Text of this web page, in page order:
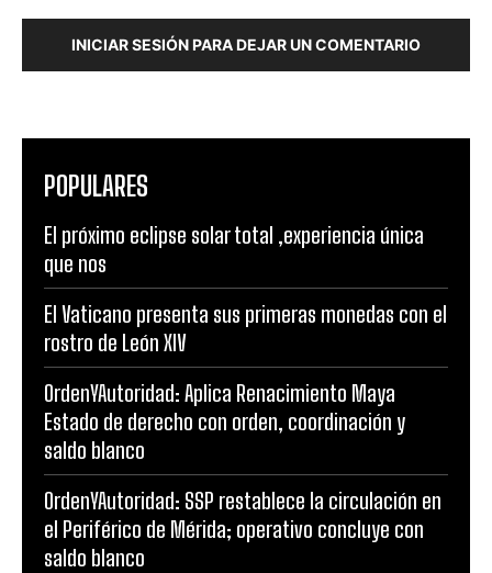
INICIAR SESIÓN PARA DEJAR UN COMENTARIO
POPULARES
El próximo eclipse solar total ,experiencia única
que nos
El Vaticano presenta sus primeras monedas con el
rostro de León XIV
OrdenYAutoridad: Aplica Renacimiento Maya
Estado de derecho con orden, coordinación y
saldo blanco
OrdenYAutoridad: SSP restablece la circulación en
el Periférico de Mérida; operativo concluye con
saldo blanco